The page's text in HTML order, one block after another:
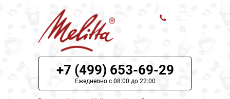
ЦЕНЫ НА РЕМОНТ
О СЕРВИСЕ
+7 (499) 653-69-29
Ежедневно с 08:00 до 22:00